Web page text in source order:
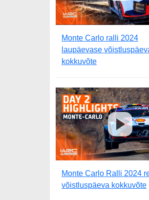
Monte Carlo ralli 2024
laupäevase
kokkuvõte
Monte Carlo Ralli 2024
võistluspäeva kokkuvõte